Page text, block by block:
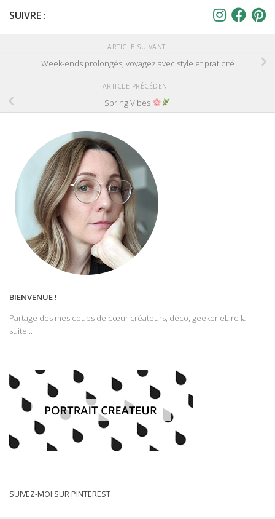
SUIVRE :
ARTICLE SUIVANT
Week-ends prolongés, voyagez avec style et praticité
ARTICLE PRÉCÉDENT
Spring Vibes
BIENVENUE !
Partage des mes coups de cœur créateurs, déco, geekerieLire la
suite...
SUIVEZ-MOI SUR PINTEREST